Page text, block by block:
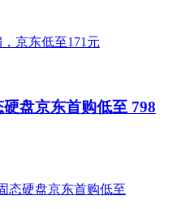
盘京东首购低至 798